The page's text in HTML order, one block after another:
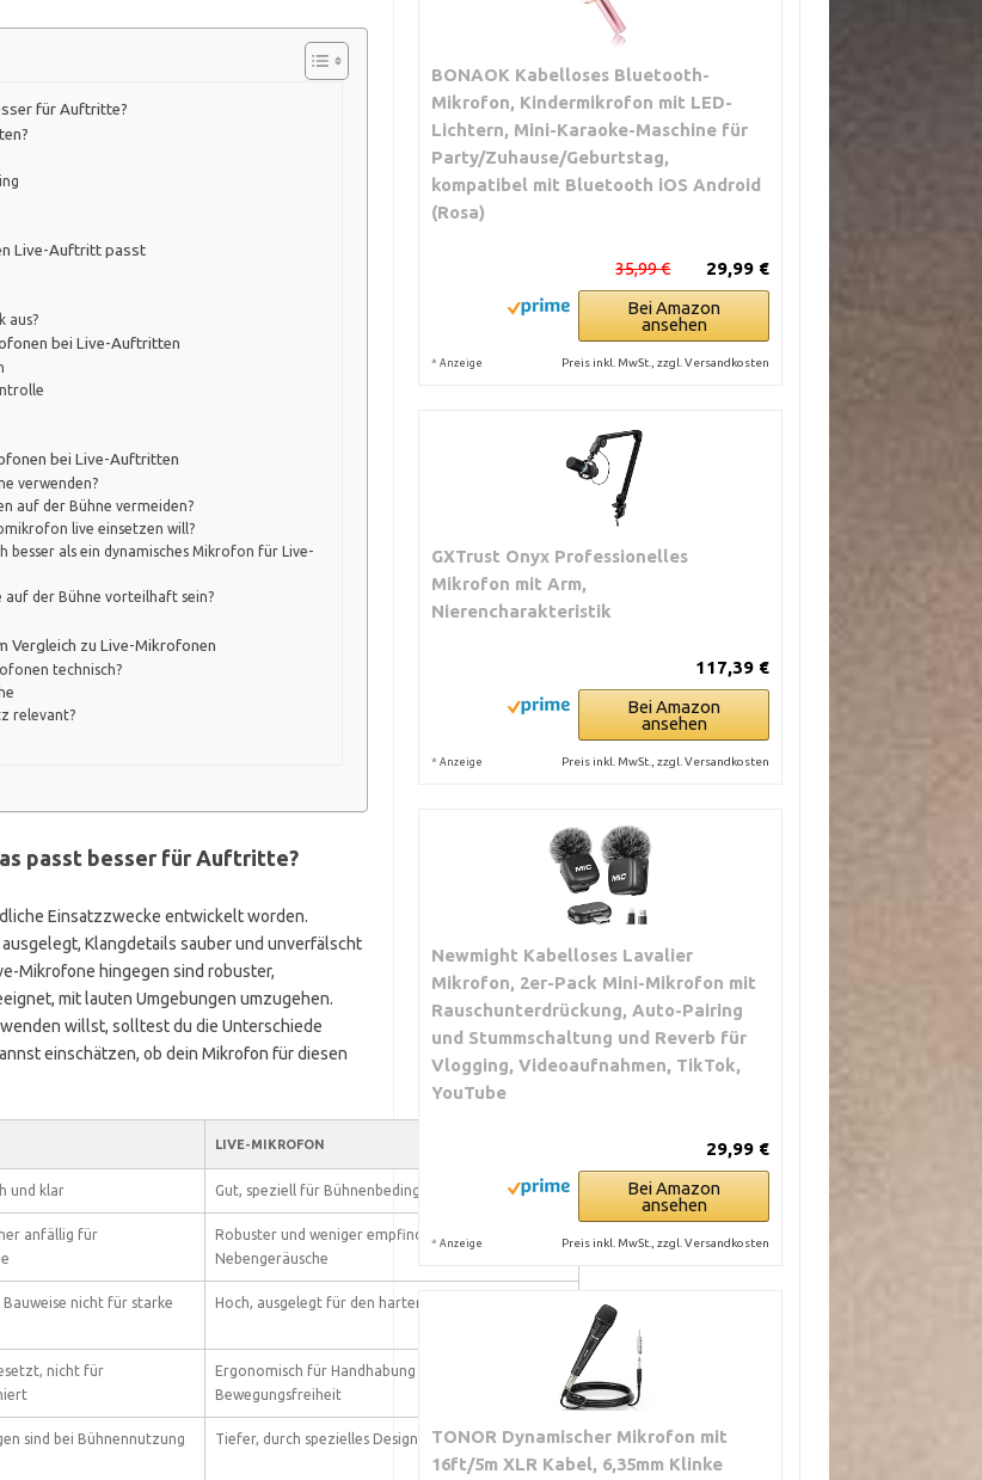
für Auftritte?
Live-Auftritt passt
aus?
bei Live-Auftritten
bei Live-Auftritten
verwenden?
auf der Bühne vermeiden?
live einsetzen will?
als ein dynamisches Mikrofon für Live-
der Bühne vorteilhaft sein?
Vergleich zu Live-Mikrofonen
technisch?
relevant?
passt besser für Auftritte?
Einsatzzwecke entwickelt worden.
Klangdetails sauber und unverfälscht
Mikrofone hingegen sind robuster,
mit lauten Umgebungen umzugehen.
willst, solltest du die Unterschiede
einschätzen, ob dein Mikrofon für diesen
LIVE-MIKROFON
und klar Gut, speziell für Bühnenbedingungen optimiert
anfällig für
Robuster und weniger empfindlich für
Nebengeräusche
nicht für starke
Hoch, ausgelegt für den harten Bühnenalltag
nicht für
Ergonomisch für Handhabung und
Bewegungsfreiheit
sind bei Bühnennutzung
Tiefer, durch spezielles Design reduziert
BONAOK Kabelloses Bluetooth-
Mikrofon, Kindermikrofon mit LED-
Lichtern, Mini-Karaoke-Maschine für
Party/Zuhause/Geburtstag,
kompatibel mit Bluetooth iOS Android
(Rosa)
29,99 €
35,99 €
Bei Amazon
ansehen
* Anzeige Preis inkl. MwSt., zzgl. Versandkosten
GXTrust Onyx Professionelles
Mikrofon mit Arm,
Nierencharakteristik
117,39 €
Bei Amazon
ansehen
* Anzeige Preis inkl. MwSt., zzgl. Versandkosten
Newmight Kabelloses Lavalier
Mikrofon, 2er-Pack Mini-Mikrofon mit
Rauschunterdrückung, Auto-Pairing
und Stummschaltung und Reverb für
Vlogging, Videoaufnahmen, TikTok,
YouTube
29,99 €
Bei Amazon
ansehen
* Anzeige Preis inkl. MwSt., zzgl. Versandkosten
TONOR Dynamischer Mikrofon mit
16ft/5m XLR Kabel, 6,35mm Klinke